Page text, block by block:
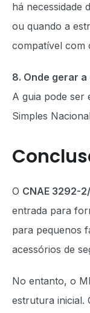
há necessidade
ou quando a
compatível com
8. Onde gerar a
A guia pode ser
Simples
O CNAE 3292-
entrada para
para pequenos
acessórios de
No entanto, o
estrutura inicial.